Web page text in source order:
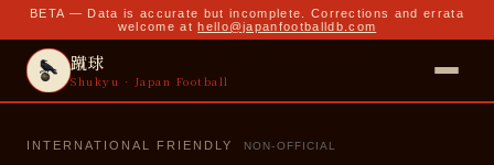
BETA — Data is accurate but incomplete. Corrections and errata
welcome at hello@japanfootballdb.com
蹴球
Shukyu · Japan Football
INTERNATIONAL FRIENDLY NON-OFFICIAL